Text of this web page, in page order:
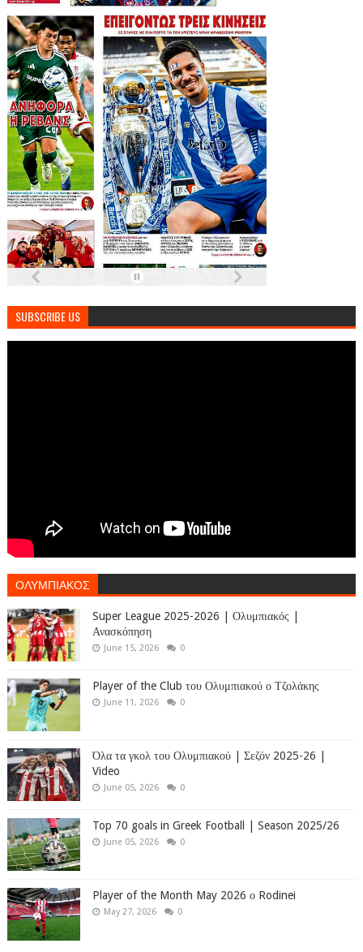
SUBSCRIBE US
ΟΛΥΜΠΙΑΚΟΣ
Super League 2025-2026 | Ολυμπιακός |
Ανασκόπηση
June 15, 2026 0
Player of the Club του Ολυμπιακού ο Τζολάκης
June 11, 2026 0
Όλα τα γκολ του Ολυμπιακού | Σεζόν 2025-26 |
Video
June 05, 2026 0
Top 70 goals in Greek Football | Season 2025/26
June 05, 2026 0
Player of the Month May 2026 ο Rodinei
May 27, 2026 0